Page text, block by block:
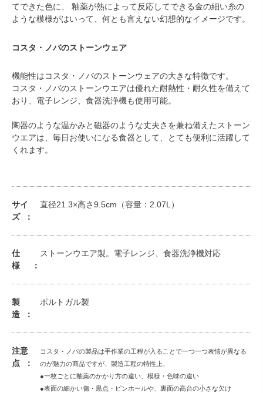
てできた色に、 釉薬が熱によって反応してできる金の細い糸の
ような模様がはいって、何とも言えない幻想的なイメージです。
コスタ・ノバのストーンウェア
機能性はコスタ・ノバのストーンウェアの大きな特徴です。
コスタ・ノバのストーンウエアは優れた耐熱性・耐久性を備えて
おり、電子レンジ、食器洗浄機も使用可能。
陶器のような温かみと磁器のような丈夫さを兼ね備えたストーン
ウエアは、毎日お使いになる食器として、とても便利に活躍して
くれます。
サイ
ズ
直径21.3×高さ9.5cm（容量：2.07L）
仕
様
ストーンウエア製。電子レンジ、食器洗浄機対応
製
造
ポルトガル製
注意
点
コスタ・ノバの製品は手作業の工程が入ることで一つ一つ表情が異なる
のが魅力の商品ですが、製造工程の特性上、
●一枚ごとに釉薬のかかり方の違い、模様・色味の違い
●表面の細かい傷・黒点・ピンホールや、裏面の高台の小さな欠け